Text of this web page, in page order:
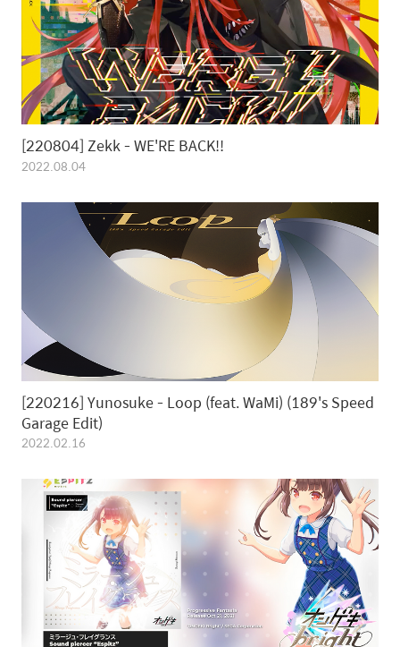
[220804] Zekk - WE'RE BACK!!
2022.08.04
[220216] Yunosuke - Loop (feat. WaMi) (189's Speed
Garage Edit)
2022.02.16